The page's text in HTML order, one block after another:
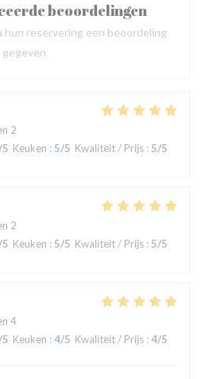
2
Keuken : 5/5 Kwaliteit / Prijs : 5/5
2
Keuken : 5/5 Kwaliteit / Prijs : 5/5
4
Keuken : 4/5 Kwaliteit / Prijs : 4/5
beoordelingen
hun reservering een beoordeling
gegeven